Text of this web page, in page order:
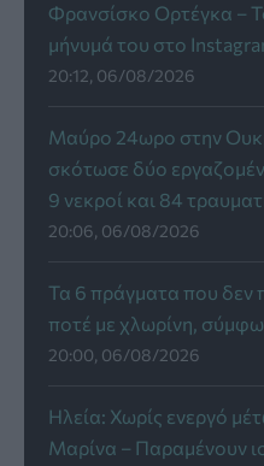
Φρανσίσκο Ορτέγκα –
μήνυμά του στο
20:12, 06/08/2026
Μαύρο 24ωρο στην
σκότωσε δύο
9 νεκροί και 84
20:06, 06/08/2026
Τα 6 πράγματα που δεν
ποτέ με χλωρίνη,
20:00, 06/08/2026
Ηλεία: Χωρίς ενεργό
Μαρίνα – Παραμένουν